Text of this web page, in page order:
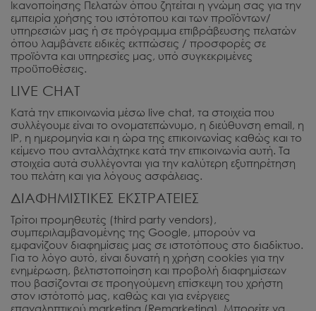
Ικανοποίησης Πελατών όπου ζητείται η γνώμη σας για την
εμπειρία χρήσης του ιστότοπου και των προϊόντων/
υπηρεσιών μας ή σε πρόγραμμα επιβράβευσης πελατών
όπου λαμβάνετε ειδικές εκτπώσεις / προσφορές σε
προϊόντα και υπηρεσίες μας, υπό συγκεκριμένες
προϋποθέσεις.
LIVE CHAT
Κατά την επικοινωνία μέσω live chat, τα στοιχεία που
συλλέγουμε είναι το ονοματεπώνυμο, η διεύθυνση email, η
IP, η ημερομηνία και η ώρα της επικοινωνίας καθώς και το
κείμενο που ανταλλάχτηκε κατά την επικοινωνία αυτή. Τα
στοιχεία αυτά συλλέγονται για την καλύτερη εξυπηρέτηση
του πελάτη και για λόγους ασφάλειας.
ΔΙΑΦΗΜΙΣΤΙΚΕΣ ΕΚΣΤΡΑΤΕΙΕΣ
Τρίτοι προμηθευτές (third party vendors),
συμπεριλαμβανομένης της Google, μπορούν να
εμφανίζουν διαφημίσεις μας σε ιστοτόπους στο διαδίκτυο.
Για το λόγο αυτό, είναι δυνατή η χρήση cookies για την
ενημέρωση, βελτιστοποίηση και προβολή διαφημίσεων
που βασίζονται σε προηγούμενη επίσκεψη του χρήστη
στον ιστότοπό μας, καθώς και για ενέργειες
επαναληπτικού marketing (Remarketing). Μπορείτε να